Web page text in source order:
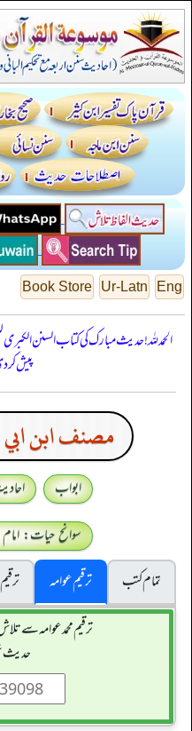
Eng
Ur-Latn
Book Store
الحمدللہ! حدیث مبارک کی کتاب السنن
پیش
مصنف ابن
ابواب
سوانح حیات: امام
تمام کتب
ترقیم عوامہ
ترقیم محمدعوامہ سے تلاش
حدیث